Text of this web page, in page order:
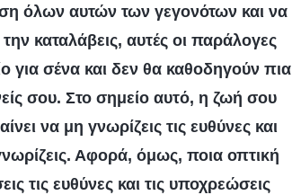
όλων αυτών των γεγονότων και να
καταλάβεις, αυτές οι παράλογες
για σένα και δεν θα καθοδηγούν πια
σου. Στο σημείο αυτό, η ζωή σου
να μη γνωρίζεις τις ευθύνες και
Αφορά, όμως, ποια οπτική
τις ευθύνες και τις υποχρεώσεις